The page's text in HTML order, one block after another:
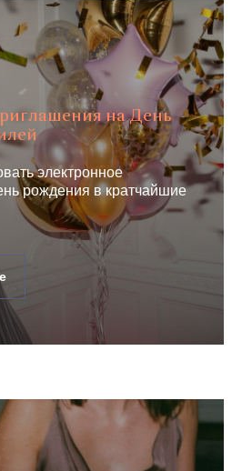
на День
электронное
рождения в кратчайшие